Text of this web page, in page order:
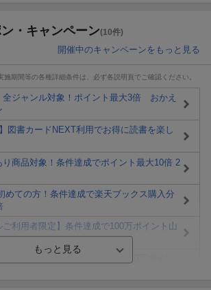
・キャンペーン(10件)
開催中のキャンペーンをもっと見る
期間等の各種詳細条件は、必ず各説明頁でご確認ください。
全ジャンル対象！ポイント最大3倍 おかえ
図書カードNEXT利用でお得に読書を楽し
商品対象！条件達成でポイント最大10倍 2
めての方！条件達成で楽天ブックス購入分
ご利用者限定】条件達成で100万ポイント山